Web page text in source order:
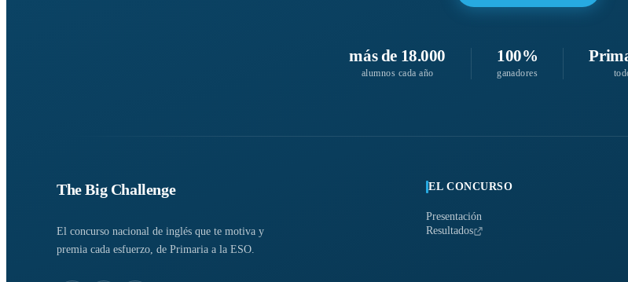
más de 18.000
alumnos cada año
100%
ganadores
The Big Challenge
El concurso nacional de inglés que te motiva y
premia cada esfuerzo, de Primaria a la ESO.
EL CONCURSO
Presentación
Resultados